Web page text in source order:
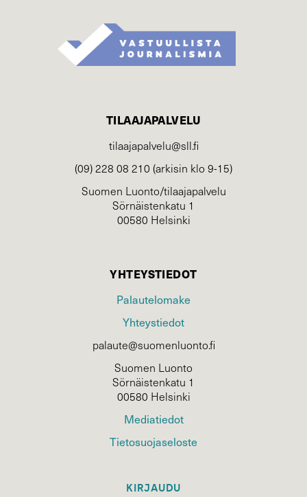
TILAAJAPALVELU
tilaajapalvelu@sll.fi
(09) 228 08 210 (arkisin klo 9-15)
Suomen Luonto/tilaajapalvelu
Sörnäistenkatu 1
00580 Helsinki
YHTEYSTIEDOT
Palautelomake
Yhteystiedot
palaute@suomenluonto.fi
Suomen Luonto
Sörnäistenkatu 1
00580 Helsinki
Mediatiedot
Tietosuojaseloste
KIRJAUDU